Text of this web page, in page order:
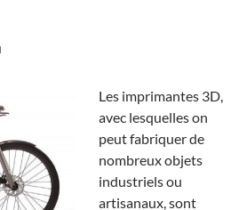
Les imprimantes 3D,
avec lesquelles on
peut fabriquer de
nombreux objets
industriels ou
artisanaux, sont